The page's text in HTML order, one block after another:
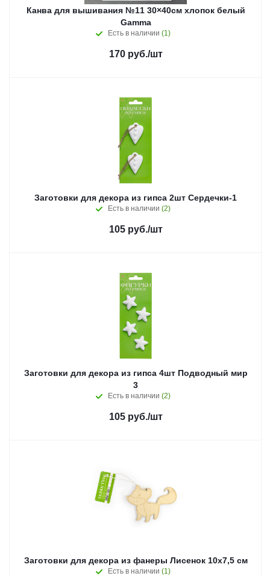
Канва для вышивания №11 30×40см хлопок белый
Gamma
Есть в наличии (1)
170руб./шт
Заготовки для декора из гипса 2шт Сердечки-1
Есть в наличии (2)
105руб./шт
Заготовки для декора из гипса 4шт Подводный мир
3
Есть в наличии (2)
105руб./шт
Заготовки для декора из фанеры Лисенок 10x7,5 см
Есть в наличии (1)